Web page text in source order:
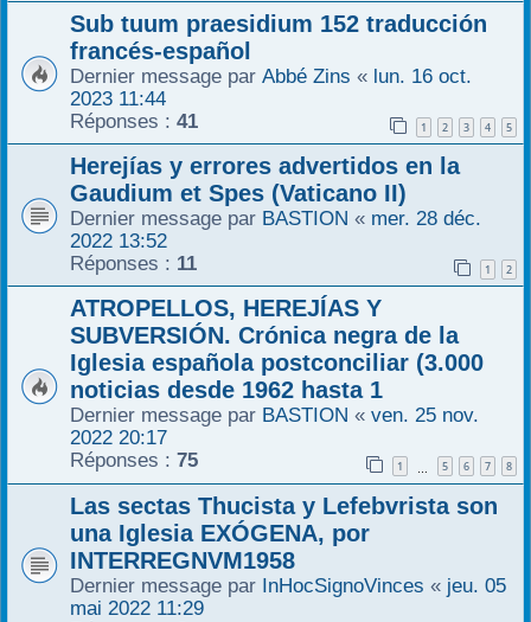
Sub tuum praesidium 152 traducción
francés-español
Dernier message par Abbé Zins « lun. 16 oct.
2023 11:44
Réponses : 41 1 2 3 4 5
Herejías y errores advertidos en la
Gaudium et Spes (Vaticano II)
Dernier message par BASTION « mer. 28 déc.
2022 13:52
Réponses : 11 1 2
ATROPELLOS, HEREJÍAS Y
SUBVERSIÓN. Crónica negra de la
Iglesia española postconciliar (3.000
noticias desde 1962 hasta 1
Dernier message par BASTION « ven. 25 nov.
2022 20:17
Réponses : 75 1 5 6 7 8
Las sectas Thucista y Lefebvrista son
una Iglesia EXÓGENA, por
INTERREGNVM1958
Dernier message par InHocSignoVinces « jeu. 05
mai 2022 11:29